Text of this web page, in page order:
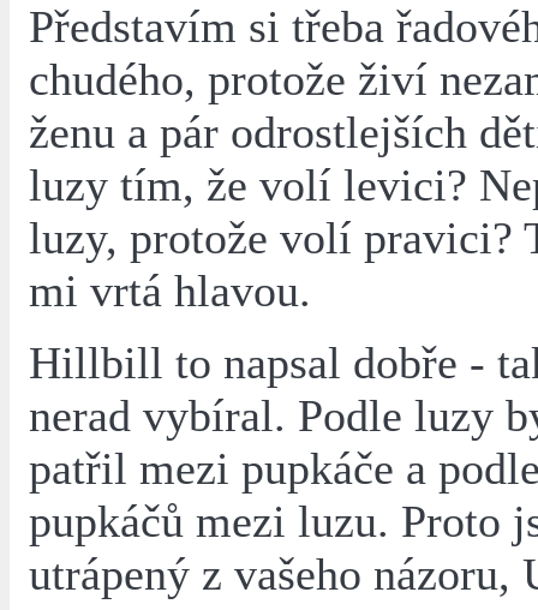
Představím si třeba
chudého, protože živí
ženu a pár odrostlejších
luzy tím, že volí levici?
luzy, protože volí pravici?
mi vrtá hlavou.
Hillbill to napsal dobře -
nerad vybíral. Podle luzy
patřil mezi pupkáče a
pupkáčů mezi luzu. Proto
utrápený z vašeho názoru,